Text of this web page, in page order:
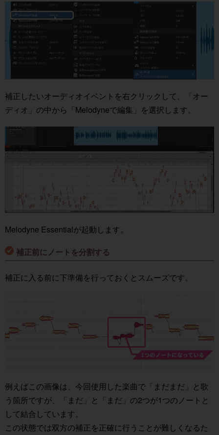
補正したいオーディオイベントを右クリックして、「オー
ディオ」の中から「Melodyneで編集」を選択します。
Melodyne Essentialが起動します。
補正前にノートを分割する
補正に入る前に下準備を行っておくとスムーズです。
例えばこの画像は、今回使用した楽曲で「まだまだ」と歌
う箇所ですが、「まだ」と「まだ」の2つが1つのノートと
して結合しています。
この状態では双方の補正を正確に行うことが難しくなるた